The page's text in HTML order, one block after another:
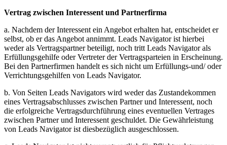
Vertrag zwischen Interessent und Partnerfirma
a. Nachdem der Interessent ein Angebot erhalten hat, entscheidet er
selbst, ob er das Angebot annimmt. Leads Navigator ist hierbei
weder als Vertragspartner beteiligt, noch tritt Leads Navigator als
Erfüllungsgehilfe oder Vertreter der Vertragsparteien in Erscheinung.
Bei den Partnerfirmen handelt es sich nicht um Erfüllungs-und/ oder
Verrichtungsgehilfen von Leads Navigator.
b. Von Seiten Leads Navigators wird weder das Zustandekommen
eines Vertragsabschlusses zwischen Partner und Interessent, noch
die erfolgreiche Vertragsdurchführung eines eventuellen Vertrages
zwischen Partner und Interessent geschuldet. Die Gewährleistung
von Leads Navigator ist diesbezüglich ausgeschlossen.